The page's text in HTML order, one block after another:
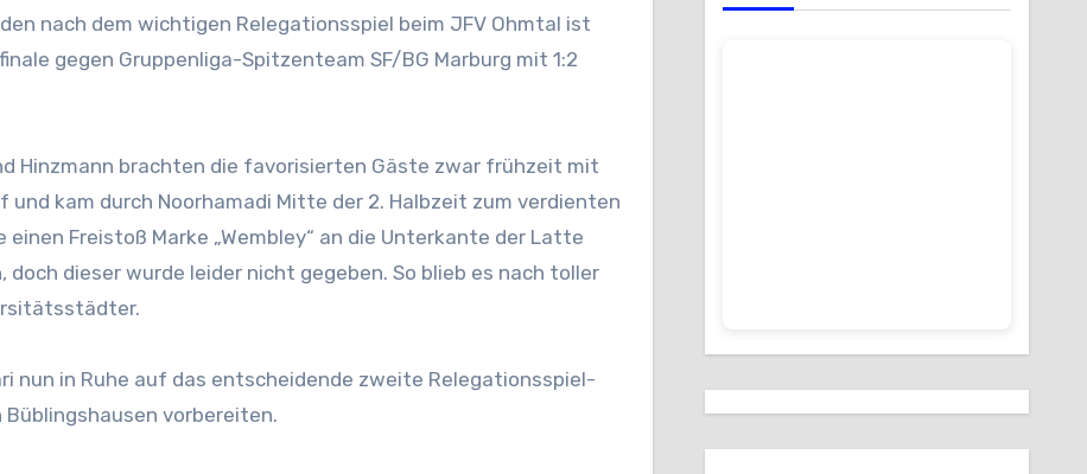
gegen Gruppenliga-Spitzenteam SF/BG Marburg mit 1:2
Hinzmann brachten die favorisierten Gäste zwar frühzeit mit
und kam durch Noorhamadi Mitte der 2. Halbzeit zum verdienten
Freistoß Marke „Wembley“ an die Unterkante der Latte
dieser wurde leider nicht gegeben. So blieb es nach toller
nun in Ruhe auf das entscheidende zweite Relegationsspiel-
Büblingshausen vorbereiten.